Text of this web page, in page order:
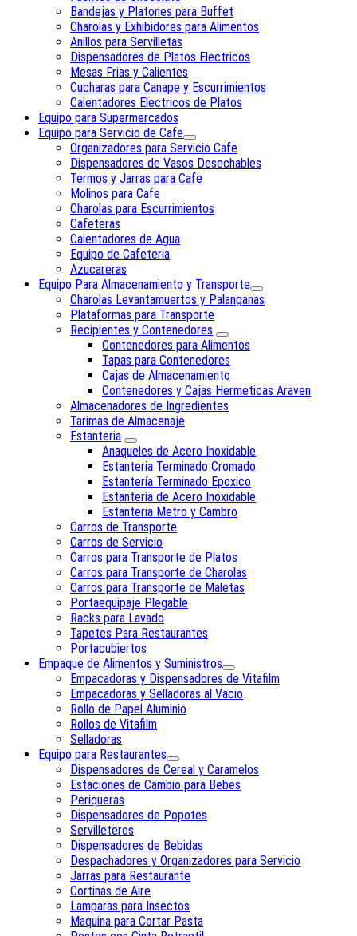
Bandejas y Platones para Buffet
Charolas y Exhibidores para Alimentos
Anillos para Servilletas
Dispensadores de Platos Electricos
Mesas Frias y Calientes
Cucharas para Canape y Escurrimientos
Calentadores Electricos de Platos
Equipo para Supermercados
Equipo para Servicio de Cafe
Organizadores para Servicio Cafe
Dispensadores de Vasos Desechables
Termos y Jarras para Cafe
Molinos para Cafe
Charolas para Escurrimientos
Cafeteras
Calentadores de Agua
Equipo de Cafeteria
Azucareras
Equipo Para Almacenamiento y Transporte
Charolas Levantamuertos y Palanganas
Plataformas para Transporte
Recipientes y Contenedores
Contenedores para Alimentos
Tapas para Contenedores
Cajas de Almacenamiento
Contenedores y Cajas Hermeticas Araven
Almacenadores de Ingredientes
Tarimas de Almacenaje
Estanteria
Anaqueles de Acero Inoxidable
Estanteria Terminado Cromado
Estantería Terminado Epoxico
Estantería de Acero Inoxidable
Estanteria Metro y Cambro
Carros de Transporte
Carros de Servicio
Carros para Transporte de Platos
Carros para Transporte de Charolas
Carros para Transporte de Maletas
Portaequipaje Plegable
Racks para Lavado
Tapetes Para Restaurantes
Portacubiertos
Empaque de Alimentos y Suministros
Empacadoras y Dispensadores de Vitafilm
Empacadoras y Selladoras al Vacio
Rollo de Papel Aluminio
Rollos de Vitafilm
Selladoras
Equipo para Restaurantes
Dispensadores de Cereal y Caramelos
Estaciones de Cambio para Bebes
Periqueras
Dispensadores de Popotes
Servilleteros
Dispensadores de Bebidas
Despachadores y Organizadores para Servicio
Jarras para Restaurante
Cortinas de Aire
Lamparas para Insectos
Maquina para Cortar Pasta